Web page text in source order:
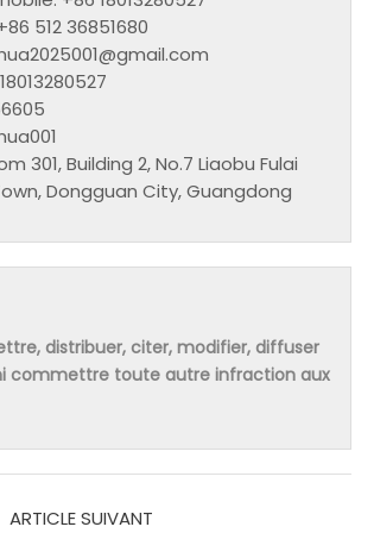
512 36851680
301, Building 2, No.7 Liaobu Fulai
Dongguan City, Guangdong
distribuer, citer, modifier, diffuser
commettre toute autre infraction aux
ARTICLE SUIVANT